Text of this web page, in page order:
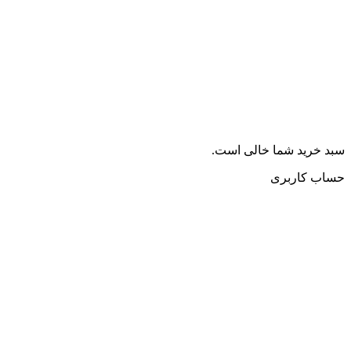
سبد خرید شما خالی است.
حساب کاربری